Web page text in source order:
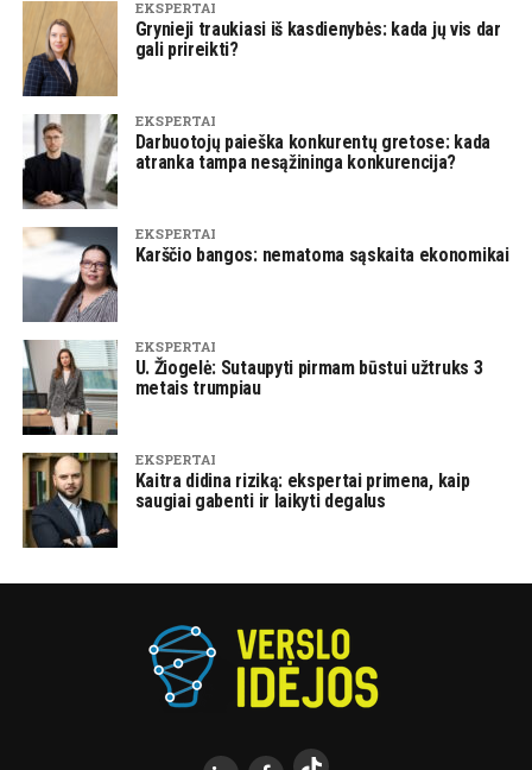
EKSPERTAI
Grynieji traukiasi iš kasdienybės: kada jų vis dar
gali prireikti?
EKSPERTAI
Darbuotojų paieška konkurentų gretose: kada
atranka tampa nesąžininga konkurencija?
EKSPERTAI
Karščio bangos: nematoma sąskaita ekonomikai
EKSPERTAI
U. Žiogelė: Sutaupyti pirmam būstui užtruks 3
metais trumpiau
EKSPERTAI
Kaitra didina riziką: ekspertai primena, kaip
saugiai gabenti ir laikyti degalus